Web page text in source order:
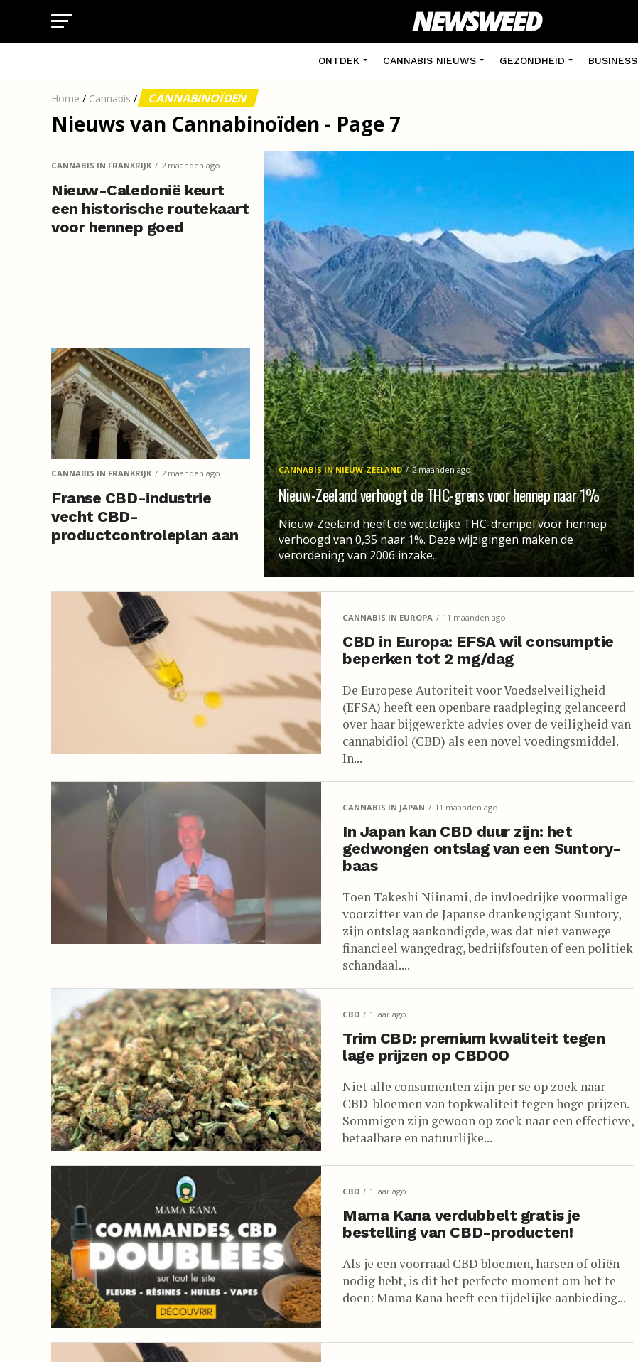
ONTDEK CANNABIS NIEUWS GEZONDHEID BUSINESS
Home / Cannabis / CANNABINOÏDEN
Nieuws van Cannabinoïden - Page 7
CANNABIS IN NIEUW-ZEELAND 2 maanden ago
Nieuw-Zeeland verhoogt de THC-grens voor hennep naar 1%
Nieuw-Zeeland heeft de wettelijke THC-drempel voor hennep
verhoogd van 0,35 naar 1%. Deze wijzigingen maken de
verordening van 2006 inzake...
CANNABIS IN FRANKRIJK 2 maanden ago
Nieuw-Caledonië keurt
een historische routekaart
voor hennep goed
CANNABIS IN FRANKRIJK 2 maanden ago
Franse CBD-industrie
vecht CBD-
productcontroleplan aan
CANNABIS IN EUROPA 11 maanden ago
CBD in Europa: EFSA wil consumptie
beperken tot 2 mg/dag
De Europese Autoriteit voor Voedselveiligheid
(EFSA) heeft een openbare raadpleging gelanceerd
over haar bijgewerkte advies over de veiligheid van
cannabidiol (CBD) als een novel voedingsmiddel.
In...
CANNABIS IN JAPAN 11 maanden ago
In Japan kan CBD duur zijn: het
gedwongen ontslag van een Suntory-
baas
Toen Takeshi Niinami, de invloedrijke voormalige
voorzitter van de Japanse drankengigant Suntory,
zijn ontslag aankondigde, was dat niet vanwege
financieel wangedrag, bedrijfsfouten of een politiek
schandaal....
CBD 1 jaar ago
Trim CBD: premium kwaliteit tegen
lage prijzen op CBDOO
Niet alle consumenten zijn per se op zoek naar
CBD-bloemen van topkwaliteit tegen hoge prijzen.
Sommigen zijn gewoon op zoek naar een effectieve,
betaalbare en natuurlijke...
CBD 1 jaar ago
Mama Kana verdubbelt gratis je
bestelling van CBD-producten!
Als je een voorraad CBD bloemen, harsen of oliën
nodig hebt, is dit het perfecte moment om het te
doen: Mama Kana heeft een tijdelijke aanbieding...